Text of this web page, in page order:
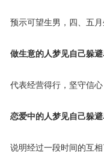
预示可望生男，四、五
做生意的人梦见自己躲
代表经营得行，坚守信
恋爱中的人梦见自己躲
说明经过一段时间的互相